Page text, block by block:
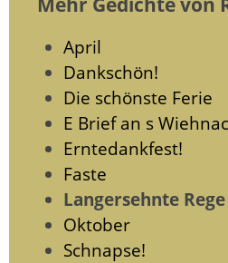
April
Dankschön!
Die schönste Ferie
E Brief an s
Erntedankfest!
Faste
Langersehnte Rege
Oktober
Schnapse!